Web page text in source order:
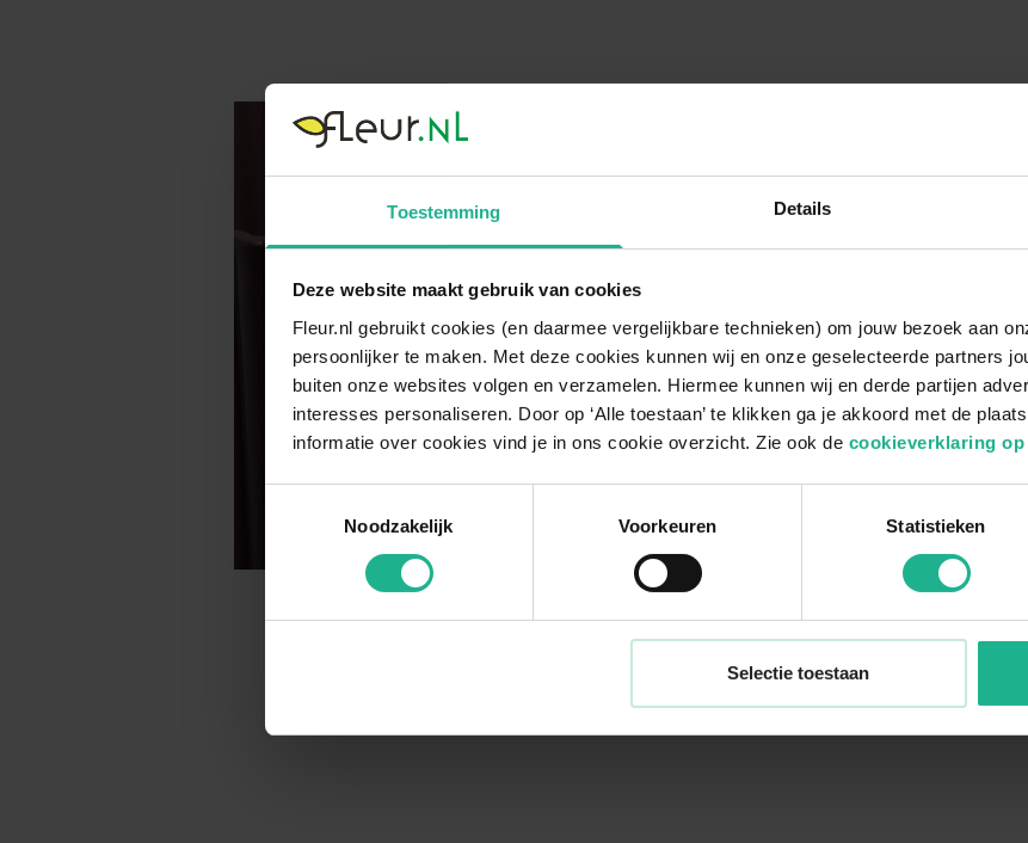
Toestemming Details
Deze website maakt gebruik van cookies
Fleur.nl gebruikt cookies (en daarmee vergelijkbare technieken) om jouw bezoek aan
persoonlijker te maken. Met deze cookies kunnen wij en onze geselecteerde partners
buiten onze websites volgen en verzamelen. Hiermee kunnen wij en derde partijen
interesses personaliseren. Door op ‘Alle toestaan’ te klikken ga je akkoord met de
informatie over cookies vind je in ons cookie overzicht. Zie ook de cookieverklaring
Noodzakelijk
Voorkeuren Statistieken
Selectie toestaan